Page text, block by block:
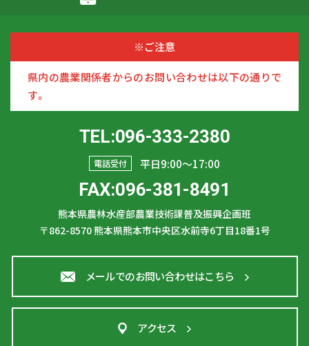
※ご注意
県内の農業関係者からのお問い合わせは以下の通りで
す。
TEL:096-333-2380
電話受付 平日9:00〜17:00
FAX:096-381-8491
熊本県農林水産部農業技術課普及振興企画班
〒862-8570熊本県熊本市中央区水前寺6丁目18番1号
メールでのお問い合わせはこちら
アクセス